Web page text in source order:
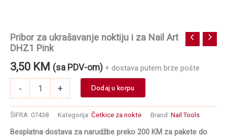
Pribor za ukrašavanje noktiju i za Nail Art
DHZ1 Pink
3,50 KM (sa PDV-om) + dostava putem brze pošte
-
noktiju
za
+ Dodaj u korpu
ŠIFRA: 07438 Kategorija: Četkice za nokte Brand: Nail Tools
Besplatna dostava za narudžbe preko 200 KM za pakete do